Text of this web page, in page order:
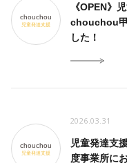
chouchou
児童発達支援
《OPEN》
chouchou甲
した！
2026.03.31
chouchou
児童発達支援
児童発達支
度事業所に